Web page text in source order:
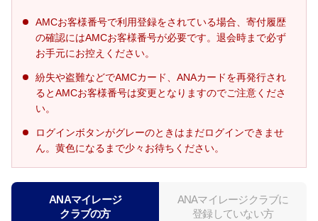
AMCお客様番号で利用登録をされている場合、寄付履歴
の確認にはAMCお客様番号が必要です。退会時まで必ず
お手元にお控えください。
紛失や盗難などでAMCカード、ANAカードを再発行され
るとAMCお客様番号は変更となりますのでご注意くださ
い。
ログインボタンがグレーのときはまだログインできませ
ん。黄色になるまで少々お待ちください。
ANAマイレージ
クラブの方
ANAマイレージクラブに
登録していない方